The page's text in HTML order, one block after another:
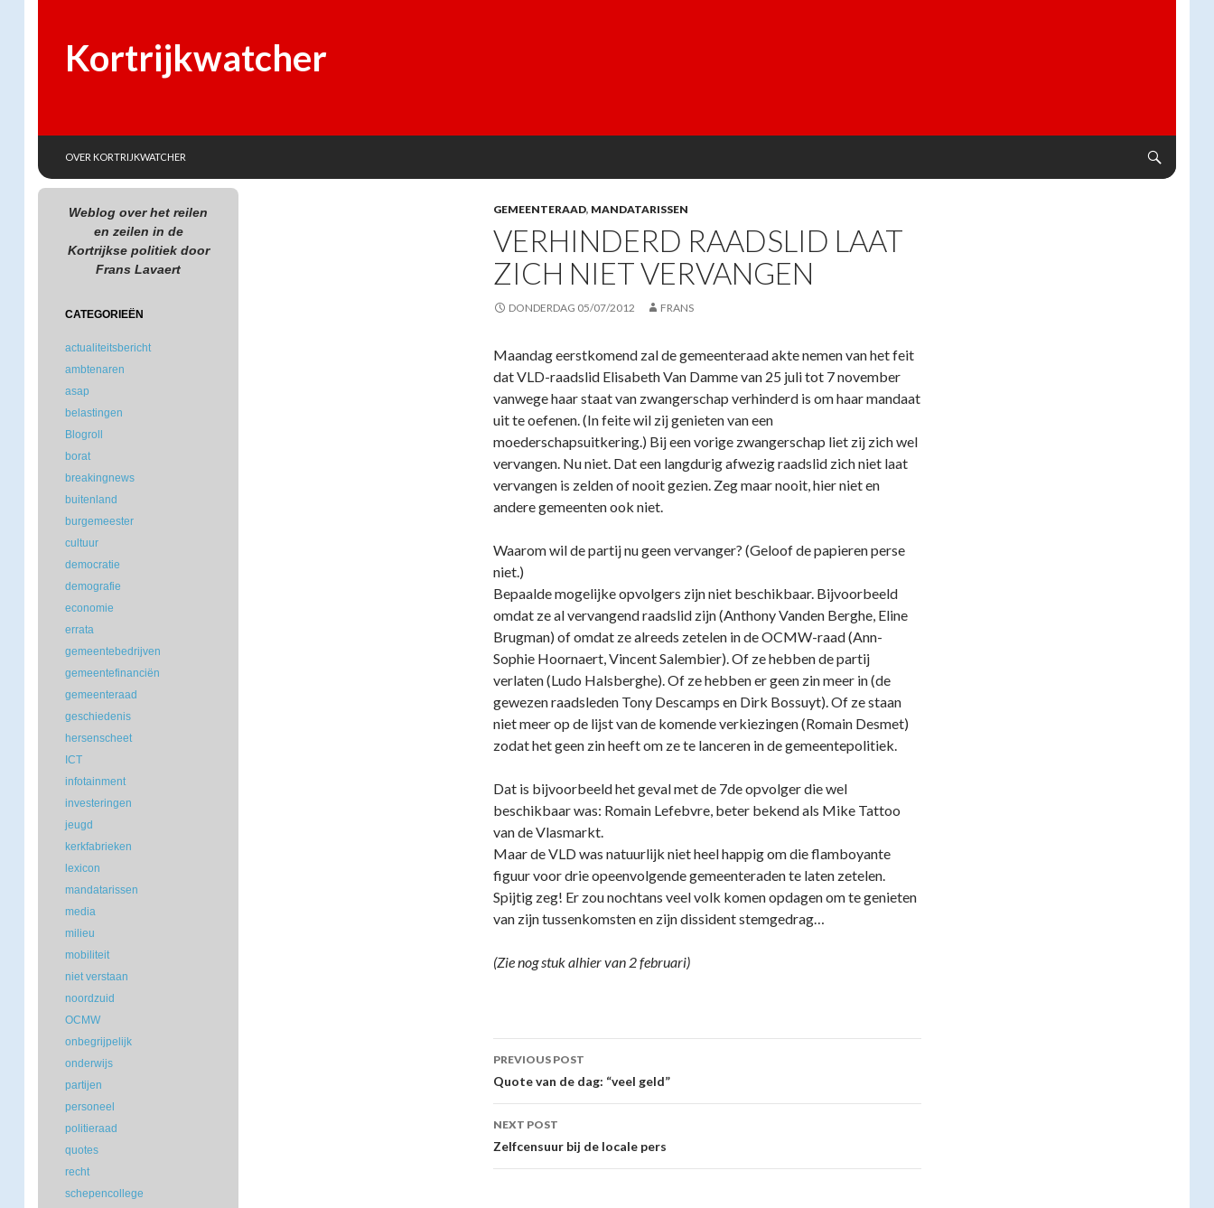
Kortrijkwatcher
OVER KORTRIJKWATCHER
GEMEENTERAAD, MANDATARISSEN
VERHINDERD RAADSLID LAAT
ZICH NIET VERVANGEN
DONDERDAG 05/07/2012 FRANS
Maandag eerstkomend zal de gemeenteraad akte nemen van het feit
dat VLD-raadslid Elisabeth Van Damme van 25 juli tot 7 november
vanwege haar staat van zwangerschap verhinderd is om haar mandaat
uit te oefenen. (In feite wil zij genieten van een
moederschapsuitkering.) Bij een vorige zwangerschap liet zij zich wel
vervangen. Nu niet. Dat een langdurig afwezig raadslid zich niet laat
vervangen is zelden of nooit gezien. Zeg maar nooit, hier niet en
andere gemeenten ook niet.
Waarom wil de partij nu geen vervanger? (Geloof de papieren perse
niet.)
Bepaalde mogelijke opvolgers zijn niet beschikbaar. Bijvoorbeeld
omdat ze al vervangend raadslid zijn (Anthony Vanden Berghe, Eline
Brugman) of omdat ze alreeds zetelen in de OCMW-raad (Ann-
Sophie Hoornaert, Vincent Salembier). Of ze hebben de partij
verlaten (Ludo Halsberghe). Of ze hebben er geen zin meer in (de
gewezen raadsleden Tony Descamps en Dirk Bossuyt). Of ze staan
niet meer op de lijst van de komende verkiezingen (Romain Desmet)
zodat het geen zin heeft om ze te lanceren in de gemeentepolitiek.
Dat is bijvoorbeeld het geval met de 7de opvolger die wel
beschikbaar was: Romain Lefebvre, beter bekend als Mike Tattoo
van de Vlasmarkt.
Maar de VLD was natuurlijk niet heel happig om die flamboyante
figuur voor drie opeenvolgende gemeenteraden te laten zetelen.
Spijtig zeg! Er zou nochtans veel volk komen opdagen om te genieten
van zijn tussenkomsten en zijn dissident stemgedrag…
(Zie nog stuk alhier van 2 februari)
Post
navigation
PREVIOUS POST
Quote van de dag: “veel geld”
NEXT POST
Zelfcensuur bij de locale pers
Weblog over het reilen
en zeilen in de
Kortrijkse politiek door
Frans Lavaert
CATEGORIEËN
actualiteitsbericht
ambtenaren
asap
belastingen
Blogroll
borat
breakingnews
buitenland
burgemeester
cultuur
democratie
demografie
economie
errata
gemeentebedrijven
gemeentefinanciën
gemeenteraad
geschiedenis
hersenscheet
ICT
infotainment
investeringen
jeugd
kerkfabrieken
lexicon
mandatarissen
media
milieu
mobiliteit
niet verstaan
noordzuid
OCMW
onbegrijpelijk
onderwijs
partijen
personeel
politieraad
quotes
recht
schepencollege